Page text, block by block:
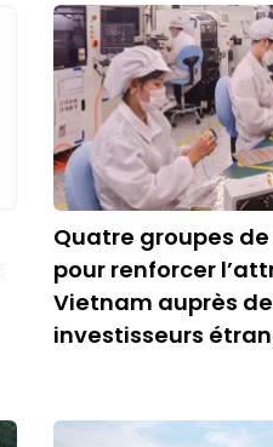
Quatre groupes
pour renforcer
Vietnam auprès
investisseurs